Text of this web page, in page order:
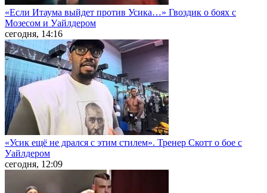
«Если Итаума выйдет против Усика…» Гвоздик о боях с
Мозесом и Уайлдером
сегодня, 14:16
«Усик ещё не дрался с этим стилем». Тренер Скотт о бое с
Уайлдером
сегодня, 12:09